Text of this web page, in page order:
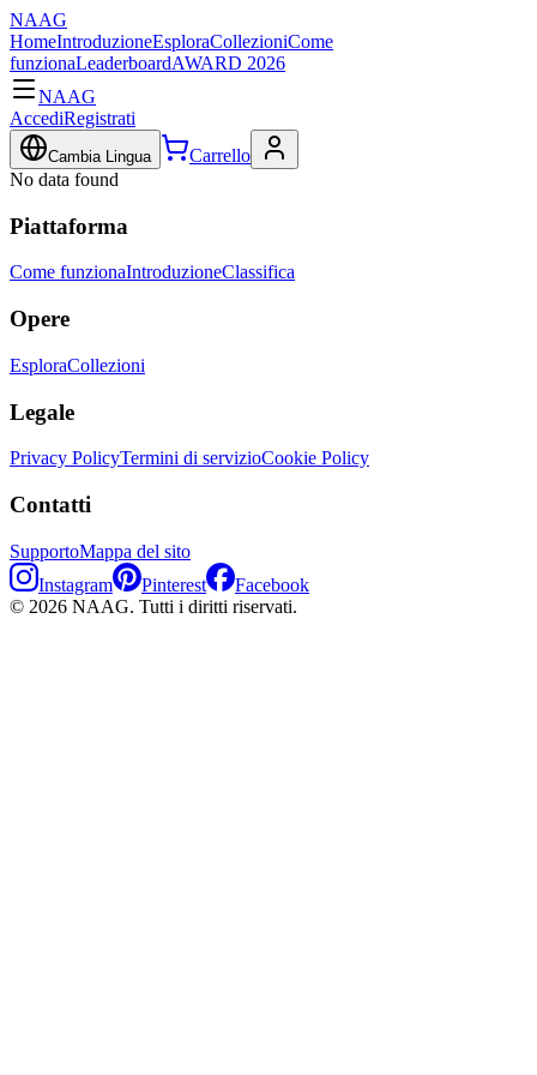
NAAG
HomeIntroduzioneEsploraCollezioniCome
funzionaLeaderboardAWARD 2026
NAAG
AccediRegistrati
Cambia Lingua
Carrello
No data found
Piattaforma
Come funzionaIntroduzioneClassifica
Opere
EsploraCollezioni
Legale
Privacy PolicyTermini di servizioCookie Policy
Contatti
SupportoMappa del sito
Instagram
Pinterest
Facebook
© 2026 NAAG. Tutti i diritti riservati.